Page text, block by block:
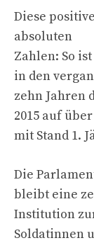
Diese
absoluten
Zahlen: So
in den
zehn Jahren
2015 auf über
mit Stand 1.
Die
bleibt eine
Institution
Soldatinnen